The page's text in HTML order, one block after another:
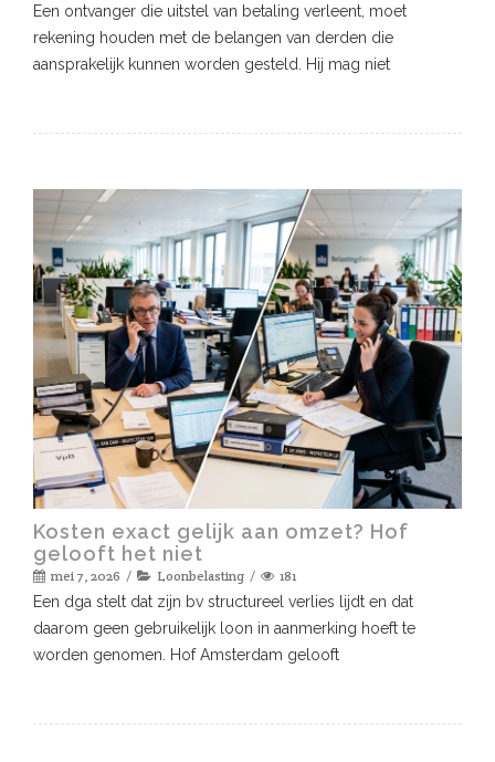
Een ontvanger die uitstel van betaling verleent, moet
rekening houden met de belangen van derden die
aansprakelijk kunnen worden gesteld. Hij mag niet
Kosten exact gelijk aan omzet? Hof
gelooft het niet
mei 7, 2026 Loonbelasting 181
Een dga stelt dat zijn bv structureel verlies lijdt en dat
daarom geen gebruikelijk loon in aanmerking hoeft te
worden genomen. Hof Amsterdam gelooft